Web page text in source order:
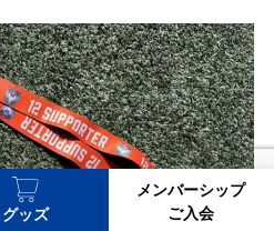
グッズ
メンバーシップ
ご入会